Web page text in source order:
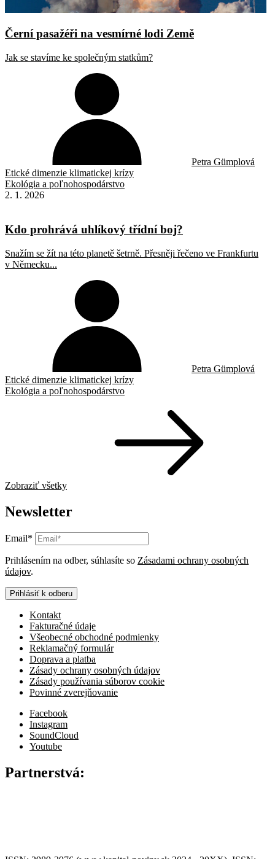
Černí pasažéři na vesmírné lodi Země
Jak se stavíme ke společným statkům?
Petra Gümplová
Etické dimenzie klimatickej krízy
Ekológia a poľnohospodárstvo
2. 1. 2026
Kdo prohrává uhlíkový třídní boj?
Snažím se žít na této planetě šetrně. Přesněji řečeno ve Frankfurtu
v Německu...
Petra Gümplová
Etické dimenzie klimatickej krízy
Ekológia a poľnohospodárstvo
Zobraziť všetky
Newsletter
Email*
Prihlásením na odber, súhlasíte so Zásadami ochrany osobných
údajov.
Prihlásiť k odberu
Kontakt
Fakturačné údaje
Všeobecné obchodné podmienky
Reklamačný formulár
Doprava a platba
Zásady ochrany osobných údajov
Zásady používania súborov cookie
Povinné zverejňovanie
Facebook
Instagram
SoundCloud
Youtube
Partnerstvá: